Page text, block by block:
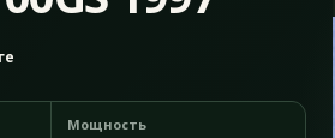
Мощность